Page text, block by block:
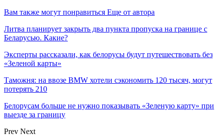
Вам также могут понравиться Еще от автора
Литва планирует закрыть два пункта пропуска на границе с
Беларусью. Какие?
Эксперты рассказали, как белорусы будут путешествовать без
«Зеленой карты»
Таможня: на ввозе BMW хотели сэкономить 120 тысяч, могут
потерять 210
Белорусам больше не нужно показывать «Зеленую карту» при
выезде за границу
Prev Next